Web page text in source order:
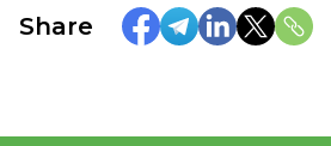
Share